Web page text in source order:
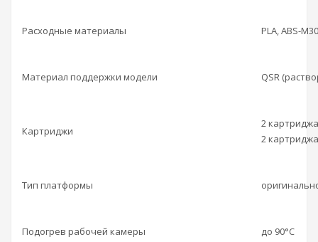
Расходные материалы PLA, ABS-
Материал поддержки модели QSR
Картриджи
2
2
Тип платформы
Подогрев рабочей камеры до 90°C